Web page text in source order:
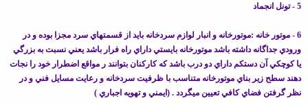
5 - تونل انجماد
6 - موتور خانه :موتورخانه و انبار لوازم سردخانه بايد از قسمتهاي سرد مجزا بوده و در
ورودي جداگانه داشته باشد موتورخانه بايستي داراي راه فرار باشد يعني نسبت به بزرگي
يا كوچكي آن دستكم داراي دو درب باشد كه كاركنان بتوانند ر مواقع اضطرار خود را نجات
دهند سطح زير بناي موتورخانه متناسب با ظرفيت سردخانه و رعايت مسايل فني و در
نظر گرفتن فضاي كافي تعيين مي‏گردد . (ايمني و تهويه اجباري )